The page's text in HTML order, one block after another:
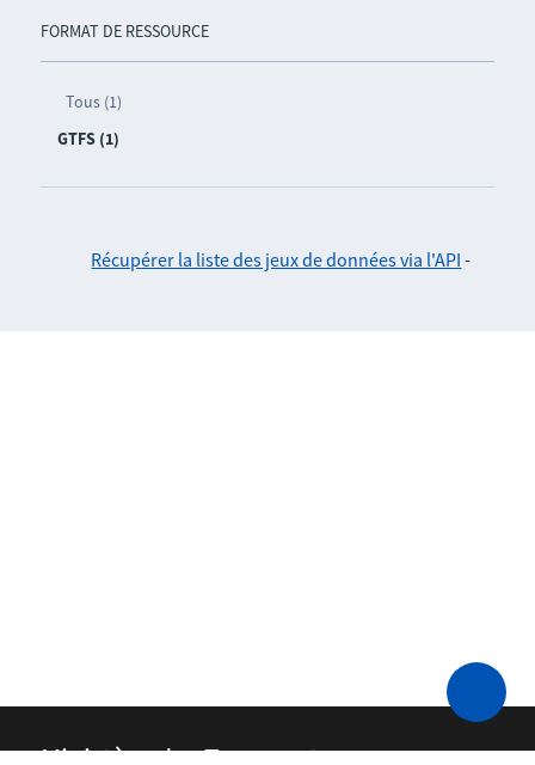
FORMAT DE RESSOURCE
Tous (1)
GTFS (1)
Récupérer la liste des jeux de données via l'API -